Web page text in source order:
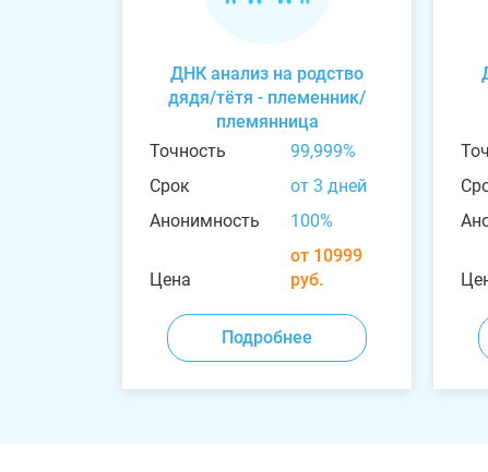
ДНК анализ на родство
дядя/тётя - племенник/
племянница
Точность
99,999%
Срок
от 3 дней
Анонимность
100%
Цена
от 10999
руб.
Подробнее